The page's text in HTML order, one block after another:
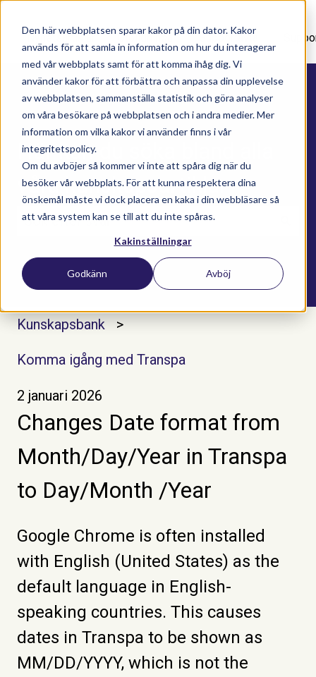
Den här webbplatsen sparar kakor på din dator. Kakor
används för att samla in information om hur du interagerar
med vår webbplats samt för att komma ihåg dig. Vi
använder kakor för att förbättra och anpassa din upplevelse
av webbplatsen, sammanställa statistik och göra analyser
om våra besökare på webbplatsen och i andra medier. Mer
information om vilka kakor vi använder finns i vår
integritetspolicy.
Om du avböjer så kommer vi inte att spåra dig när du
besöker vår webbplats. För att kunna respektera dina
önskemål måste vi dock placera en kaka i din webbläsare så
att våra system kan se till att du inte spåras.
Kakinställningar
Godkänn Avböj
Nyhetsartiklar Utbildningar Supportavtal
Här kan du söka bland alla
våra kunskapsartiklar
Det finns inga förslag eftersom sökfältet är
Kunskapsbank
Komma igång med Transpa
2 januari 2026
Changes Date format from
Month/Day/Year in Transpa
to Day/Month /Year
Google Chrome is often installed
with English (United States) as the
default language in English-
speaking countries. This causes
dates in Transpa to be shown as
MM/DD/YYYY, which is not the